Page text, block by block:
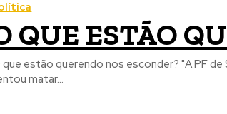
QUE ESTÃO
que estão querendo nos esconder? "A PF
matar...